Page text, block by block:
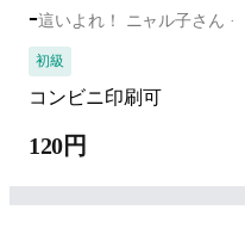
-這いよれ！ ニャル子さん
初級
コンビニ印刷可
120円